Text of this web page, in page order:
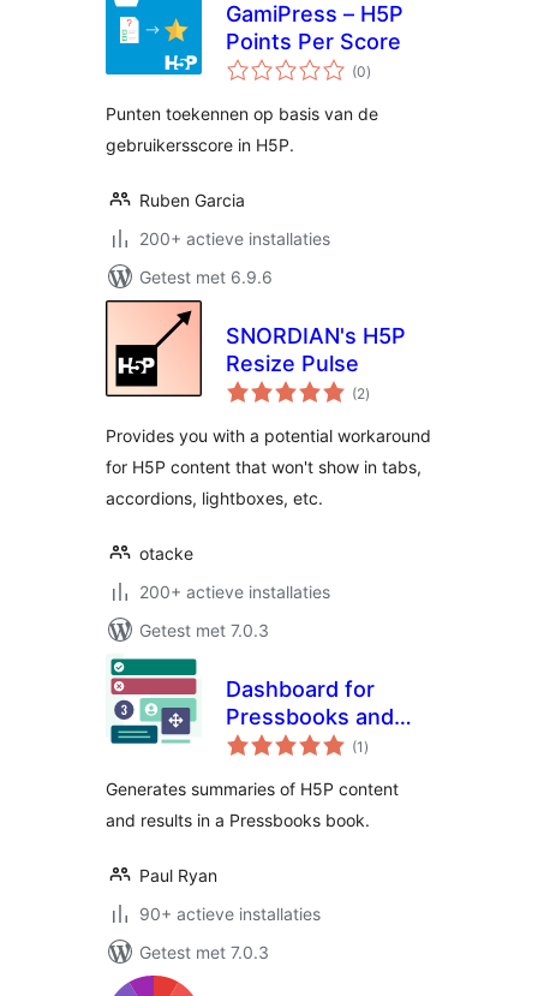
GamiPress – H5P
Points Per Score
(0totaal
waarderingen
)
Punten toekennen op basis van de
gebruikersscore in H5P.
Ruben Garcia
200+ actieve installaties
Getest met 6.9.6
SNORDIAN's H5P
Resize Pulse
(2totaal
waarderingen
)
Provides you with a potential workaround
for H5P content that won't show in tabs,
accordions, lightboxes, etc.
otacke
200+ actieve installaties
Getest met 7.0.3
Dashboard for
Pressbooks and
H5P
(1 totaal
waarderingen
)
Generates summaries of H5P content
and results in a Pressbooks book.
Paul Ryan
90+ actieve installaties
Getest met 7.0.3